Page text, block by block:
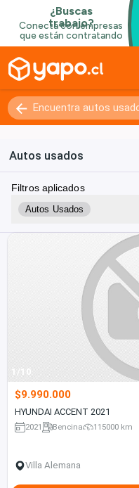
Autos usados
Filtros aplicados
Autos Usados
1/10
$9.990.000
HYUNDAI ACCENT 2021
2021 Bencina 115000 km
Villa Alemana